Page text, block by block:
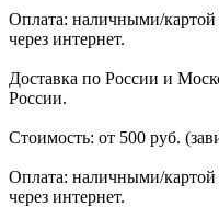
Оплата: наличными/картой
через интернет.
Доставка по России и
России.
Стоимость: от 500 руб.
Оплата: наличными/картой
через интернет.